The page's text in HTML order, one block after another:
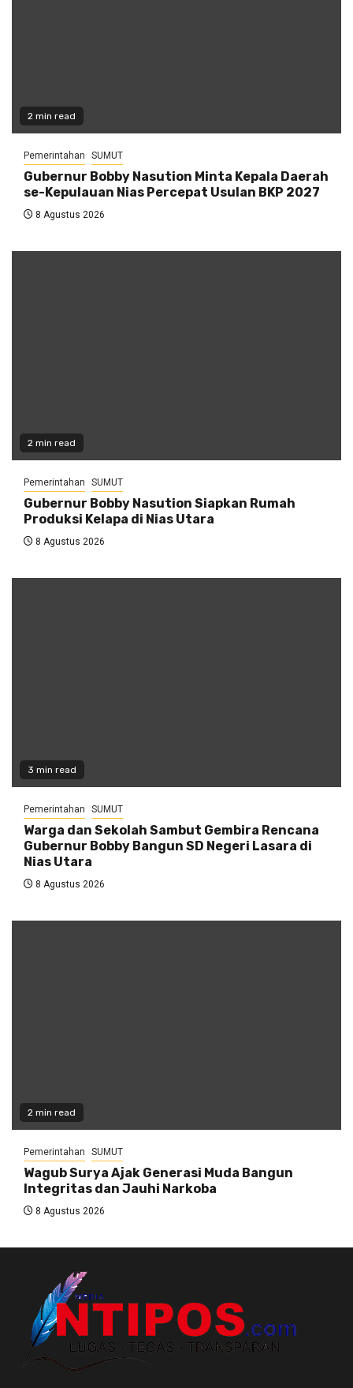
2 min read
Pemerintahan SUMUT
Gubernur Bobby Nasution Minta Kepala Daerah
se-Kepulauan Nias Percepat Usulan BKP 2027
8 Agustus 2026
2 min read
Pemerintahan SUMUT
Gubernur Bobby Nasution Siapkan Rumah
Produksi Kelapa di Nias Utara
8 Agustus 2026
3 min read
Pemerintahan SUMUT
Warga dan Sekolah Sambut Gembira Rencana
Gubernur Bobby Bangun SD Negeri Lasara di
Nias Utara
8 Agustus 2026
2 min read
Pemerintahan SUMUT
Wagub Surya Ajak Generasi Muda Bangun
Integritas dan Jauhi Narkoba
8 Agustus 2026